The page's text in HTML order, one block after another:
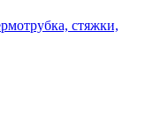
стяжки,